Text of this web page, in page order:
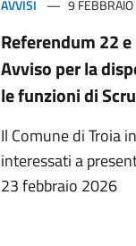
AVVISI 9
Referendum 22
Avviso per la
le funzioni di
Il Comune di Troia
interessati a
23 febbraio 2026